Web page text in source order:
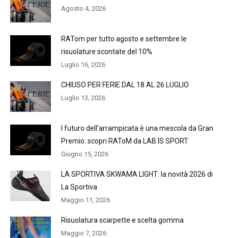
Agosto 4, 2026
RATom per tutto agosto e settembre le
risuolature scontate del 10%
Luglio 16, 2026
CHIUSO PER FERIE DAL 18 AL 26 LUGLIO
Luglio 13, 2026
l futuro dell’arrampicata è una mescola da Gran
Premio: scopri RAToM da LAB IS SPORT
Giugno 15, 2026
LA SPORTIVA SKWAMA LIGHT: la novità 2026 di
La Sportiva
Maggio 11, 2026
Risuolatura scarpette e scelta gomma
Maggio 7, 2026